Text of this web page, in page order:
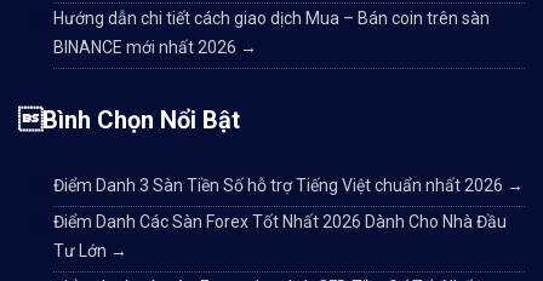
Hướng dẫn chi tiết cách giao dịch Mua – Bán coin trên sàn
BINANCE mới nhất 2026 →
Bình Chọn Nổi Bật
Điểm Danh 3 Sàn Tiền Số hỗ trợ Tiếng Việt chuẩn nhất 2026 →
Điểm Danh Các Sàn Forex Tốt Nhất 2026 Dành Cho Nhà Đầu
Tư Lớn →